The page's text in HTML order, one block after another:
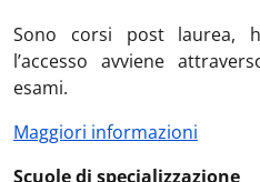
Sono corsi post laurea,
l’accesso avviene
esami.
Maggiori informazioni
Scuole di specializzazione